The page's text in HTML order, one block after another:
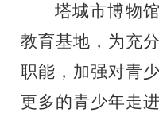
塔城市博物
教育基地，为充
职能，加强对青
更多的青少年走